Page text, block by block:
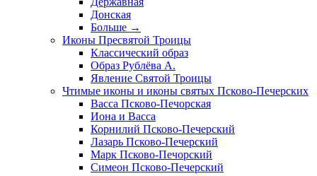
Донская
Больше →
Иконы Пресвятой Троицы
Классический образ
Образ Рублёва А.
Явление Святой Троицы
Чтимые иконы и иконы святых Псково-Печерских
Васса Псково-Печорская
Иона и Васса
Корнилий Псково-Печерский
Лазарь Псково-Печерский
Марк Псково-Печорский
Симеон Псково-Печерский